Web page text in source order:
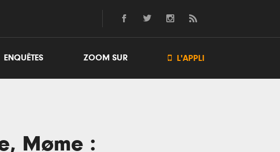
ENQUÊTES ZOOM SUR  L'APPLI
Møme :